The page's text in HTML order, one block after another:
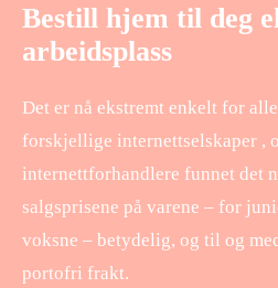
Bestill hjem til deg
arbeidsplass
Det er nå ekstremt enkelt for
forskjellige internettselskaper ,
internettforhandlere funnet det
salgsprisene på varene – for
voksne – betydelig, og til og
portofri frakt.